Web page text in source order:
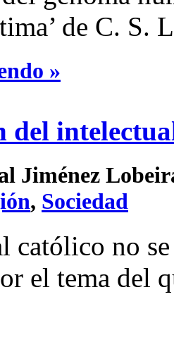
de C. S.
»
del
Jiménez
, Sociedad
católico no
el tema del